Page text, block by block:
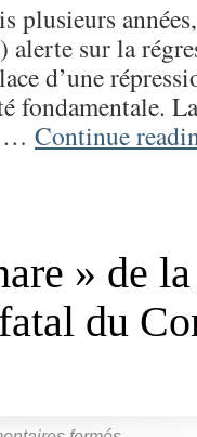
plusieurs
sur la
d’une
fondamentale.
… Continue
» de
du